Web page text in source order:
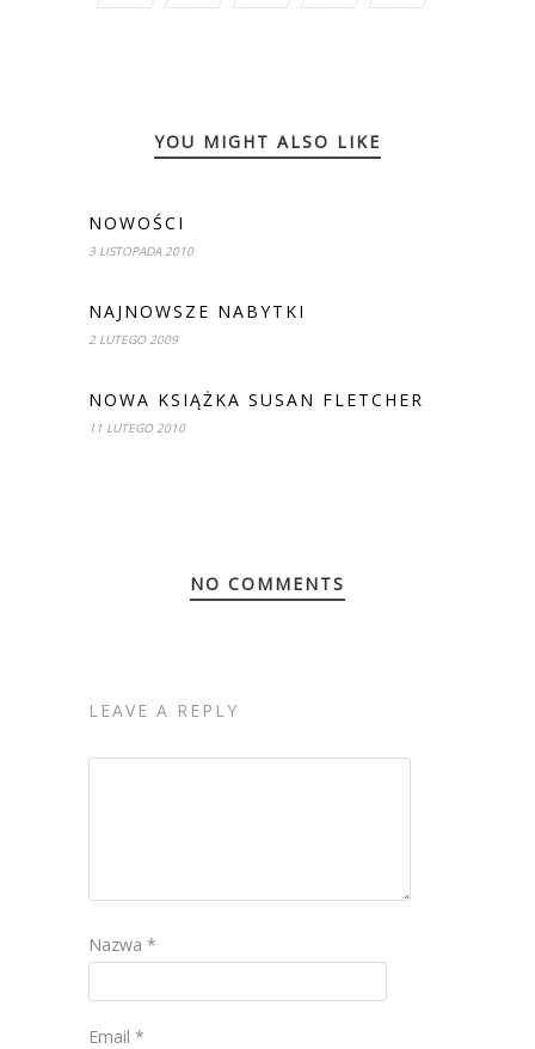
YOU MIGHT ALSO LIKE
NOWOŚCI
3 LISTOPADA 2010
NAJNOWSZE NABYTKI
2 LUTEGO 2009
NOWA KSIĄŻKA SUSAN FLETCHER
11 LUTEGO 2010
NO COMMENTS
LEAVE A REPLY
Nazwa *
Email *